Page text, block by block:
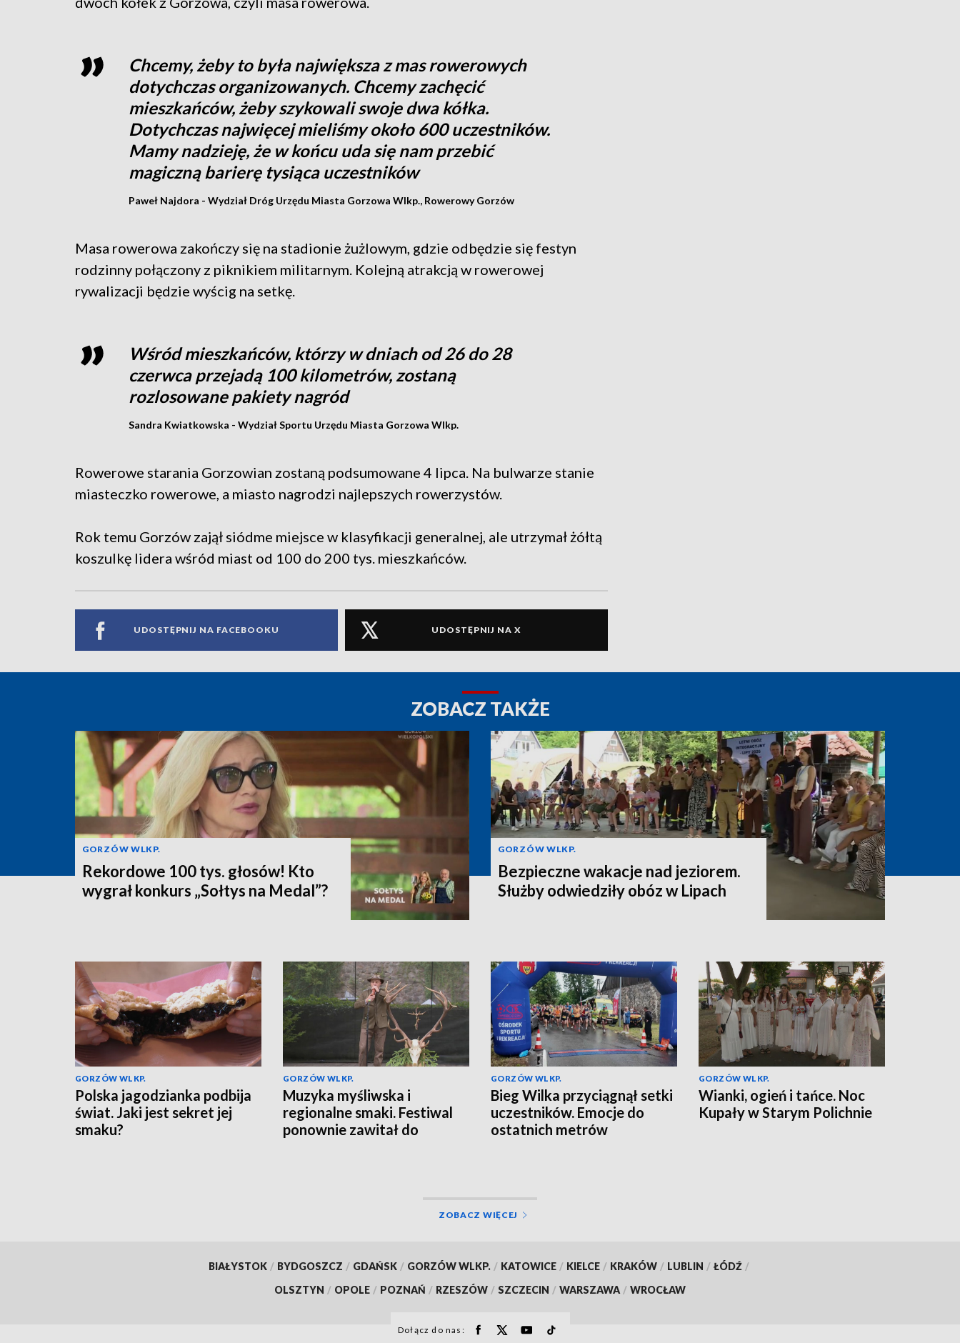
Chcemy, żeby to była największa z mas rowerowych
dotychczas organizowanych. Chcemy zachęcić
mieszkańców, żeby szykowali swoje dwa kółka.
Dotychczas najwięcej mieliśmy około 600 uczestników.
Mamy nadzieję, że w końcu uda się nam przebić
magiczną barierę tysiąca uczestników
Paweł Najdora - Wydział Dróg Urzędu Miasta Gorzowa Wlkp., Rowerowy Gorzów
Masa rowerowa zakończy się na stadionie żużlowym, gdzie odbędzie się festyn
rodzinny połączony z piknikiem militarnym. Kolejną atrakcją w rowerowej
rywalizacji będzie wyścig na setkę.
Wśród mieszkańców, którzy w dniach od 26 do 28
czerwca przejadą 100 kilometrów, zostaną
rozlosowane pakiety nagród
Sandra Kwiatkowska - Wydział Sportu Urzędu Miasta Gorzowa Wlkp.
Rowerowe starania Gorzowian zostaną podsumowane 4 lipca. Na bulwarze stanie
miasteczko rowerowe, a miasto nagrodzi najlepszych rowerzystów.
Rok temu Gorzów zajął siódme miejsce w klasyfikacji generalnej, ale utrzymał żółtą
koszulkę lidera wśród miast od 100 do 200 tys. mieszkańców.
UDOSTĘPNIJ NA FACEBOOKU UDOSTĘPNIJ NA X
ZOBACZ TAKŻE
GORZÓW WLKP.
Rekordowe 100 tys. głosów! Kto
wygrał konkurs „Sołtys na Medal”?
GORZÓW WLKP.
Bezpieczne wakacje nad jeziorem.
Służby odwiedziły obóz w Lipach
GORZÓW WLKP.
Polska jagodzianka podbija
świat. Jaki jest sekret jej
smaku?
GORZÓW WLKP.
Muzyka myśliwska i
regionalne smaki. Festiwal
ponownie zawitał do
GORZÓW WLKP.
Bieg Wilka przyciągnął setki
uczestników. Emocje do
ostatnich metrów
GORZÓW WLKP.
Wianki, ogień i tańce. Noc
Kupały w Starym Polichnie
ZOBACZ WIĘCEJ
BIAŁYSTOK / BYDGOSZCZ / GDAŃSK / GORZÓW WLKP. / KATOWICE / KIELCE / KRAKÓW / LUBLIN / ŁÓDŹ /
OLSZTYN / OPOLE / POZNAŃ / RZESZÓW / SZCZECIN / WARSZAWA / WROCŁAW
Dołącz do nas: